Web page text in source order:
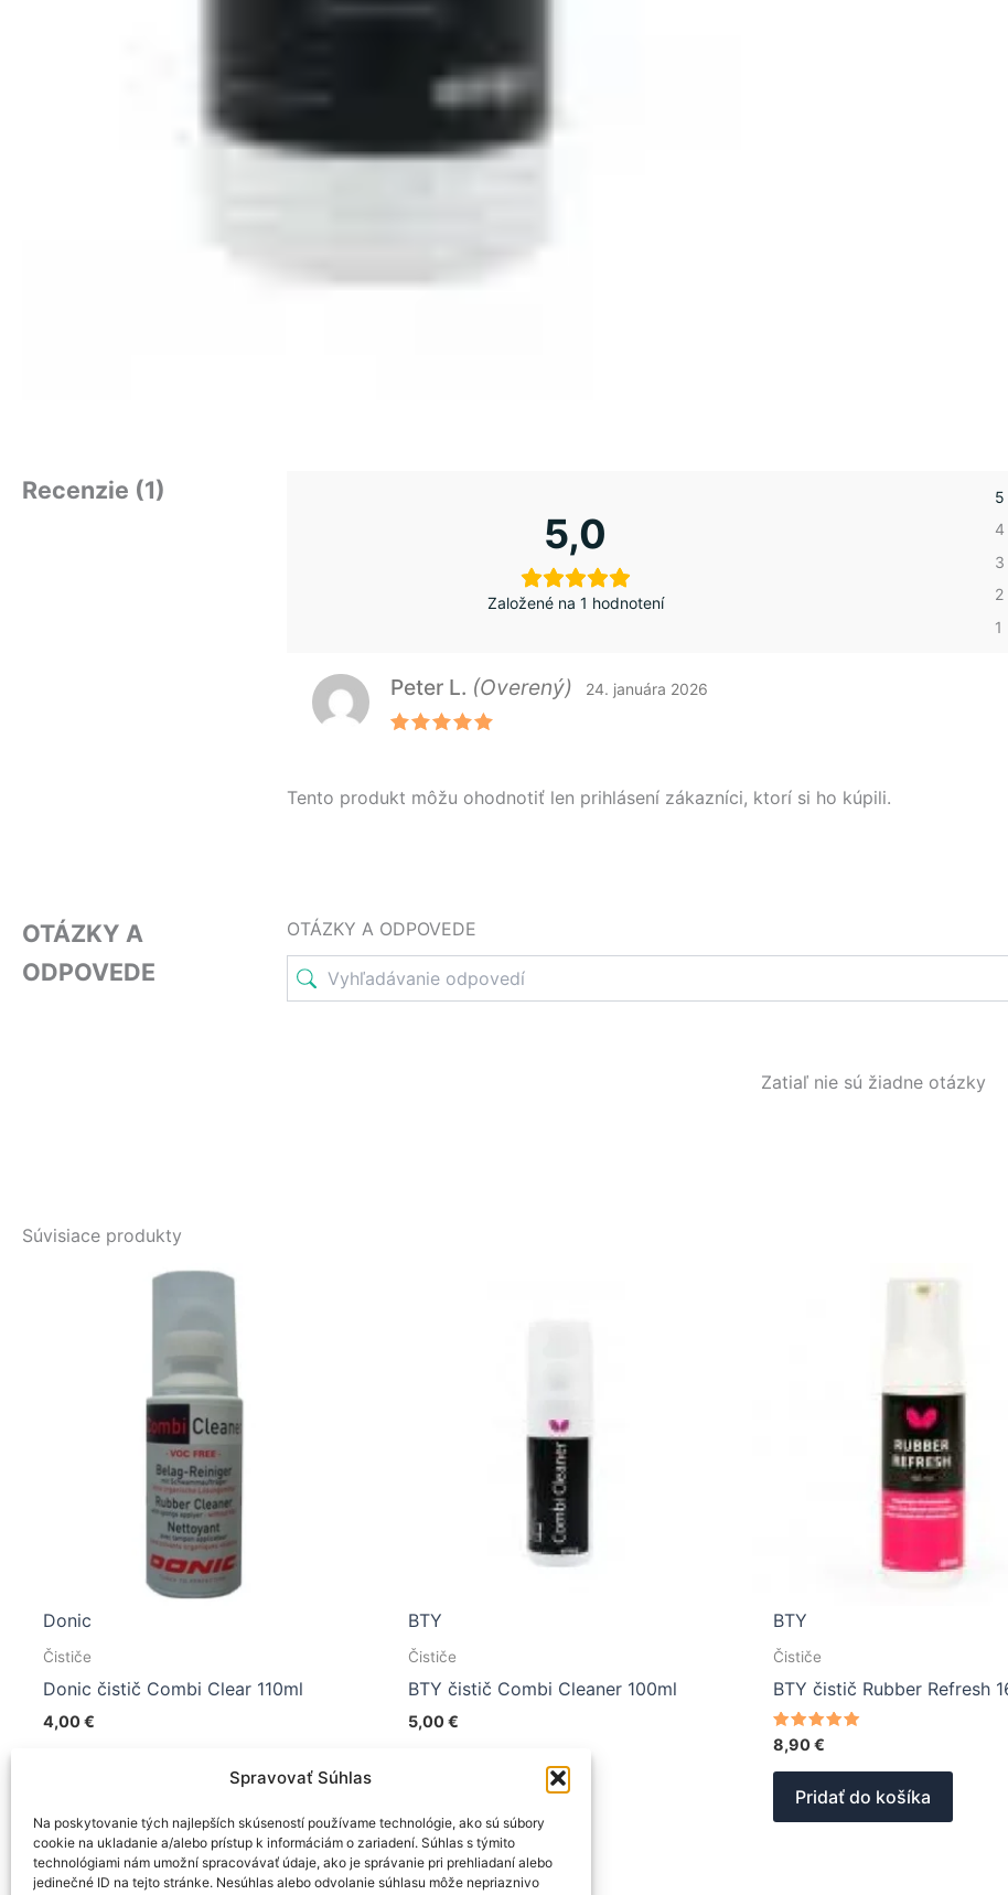
Spravovať Súhlas
Na poskytovanie tých najlepších skúseností používame technológie, ako sú súbory
cookie na ukladanie a/alebo prístup k informáciám o zariadení. Súhlas s týmito
technológiami nám umožní spracovávať údaje, ako je správanie pri prehliadaní alebo
jedinečné ID na tejto stránke. Nesúhlas alebo odvolanie súhlasu môže nepriaznivo
Recenzie (1)
5,0
Založené na 1 hodnotení
5
4
3
2
1
Peter L. (Overený) 24. januára 2026
Tento produkt môžu ohodnotiť len prihlásení zákazníci, ktorí si ho kúpili.
OTÁZKY A
ODPOVEDE
OTÁZKY A ODPOVEDE
Zatiaľ nie sú žiadne otázky
Súvisiace produkty
Donic
Čističe
Donic čistič Combi Clear 110ml
4,00€
BTY
Čističe
BTY čistič Combi Cleaner 100ml
5,00€
Pridať do košíka
BTY
Čističe
BTY čistič Rubber Refresh
Hodnotenie
5.00
z 5
8,90€
Pridať do košíka